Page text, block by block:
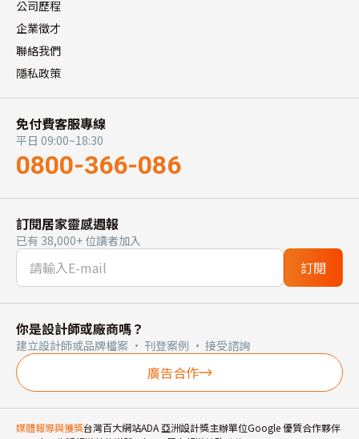
公司歷程
企業徵才
聯絡我們
隱私政策
免付費客服專線
平日 09:00~18:30
0800-366-086
訂閱居家靈感週報
已有 38,000+ 位讀者加入
訂閱
你是設計師或廠商嗎？
建立設計師或品牌檔案 · 刊登案例 · 接受諮詢
廣告合作
媒體報導與獲獎台灣百大網站ADA 亞洲設計獎主辦單位Google 優質合作夥伴